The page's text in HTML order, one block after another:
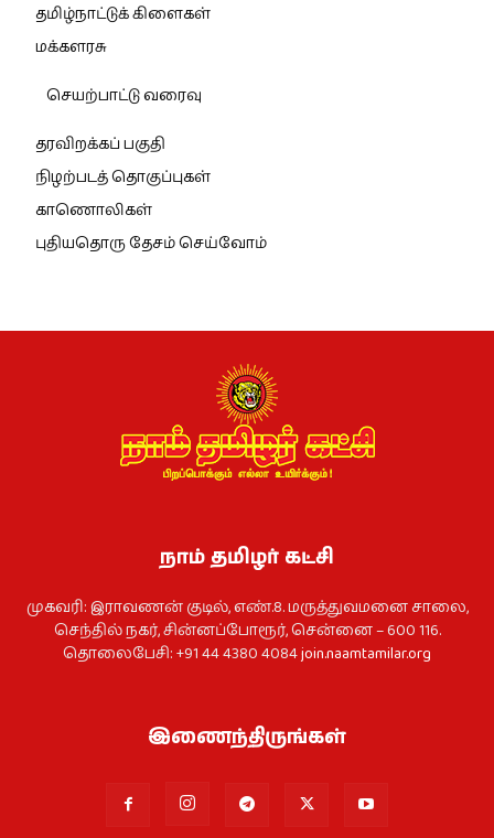
தமிழ்நாட்டுக் கிளைகள்
மக்களரசு
செயற்பாட்டு வரைவு
தரவிறக்கப் பகுதி
நிழற்படத் தொகுப்புகள்
காணொலிகள்
புதியதொரு தேசம் செய்வோம்
நாம் தமிழர் கட்சி
முகவரி: இராவணன் குடில், எண்.8. மருத்துவமனை சாலை,
செந்தில் நகர், சின்னப்போரூர், சென்னை – 600 116.
தொலைபேசி: +91 44 4380 4084join.naamtamilar.org
இணைந்திருங்கள்